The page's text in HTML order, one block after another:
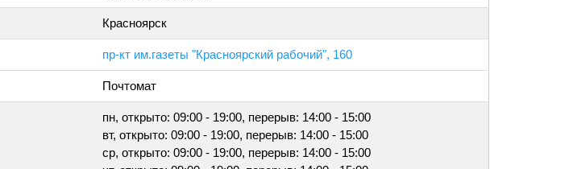
Красноярск
пр-кт им.газеты "Красноярский рабочий", 160
Почтомат
пн, открыто: 09:00 - 19:00, перерыв: 14:00 - 15:00
вт, открыто: 09:00 - 19:00, перерыв: 14:00 - 15:00
ср, открыто: 09:00 - 19:00, перерыв: 14:00 - 15:00